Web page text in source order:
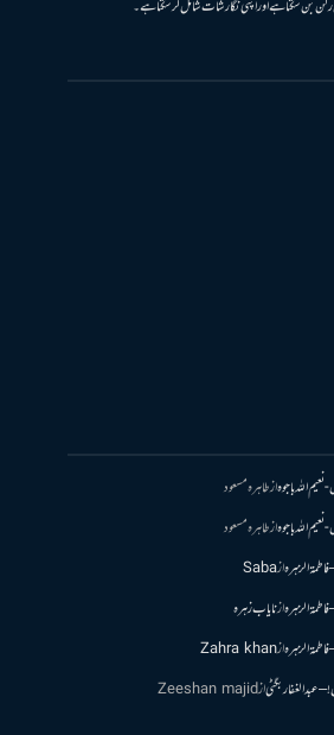
رکن بن سکتا ہے اور اپنی نگارشات شامل کرسکتا ہے۔
اللہ باجوہازطاہرہ مسعود
اللہ باجوہازطاہرہ مسعود
ازSaba
ازنایاب زہرہ
ازZahra khan
عبدالغفار بگٹیازZeeshan majid